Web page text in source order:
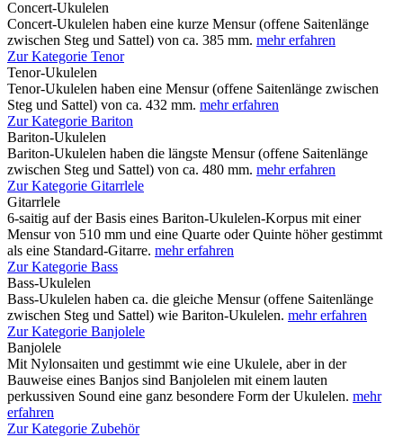
Concert-Ukulelen
Concert-Ukulelen haben eine kurze Mensur (offene Saitenlänge
zwischen Steg und Sattel) von ca. 385 mm. mehr erfahren
Zur Kategorie Tenor
Tenor-Ukulelen
Tenor-Ukulelen haben eine Mensur (offene Saitenlänge zwischen
Steg und Sattel) von ca. 432 mm. mehr erfahren
Zur Kategorie Bariton
Bariton-Ukulelen
Bariton-Ukulelen haben die längste Mensur (offene Saitenlänge
zwischen Steg und Sattel) von ca. 480 mm. mehr erfahren
Zur Kategorie Gitarrlele
Gitarrlele
6-saitig auf der Basis eines Bariton-Ukulelen-Korpus mit einer
Mensur von 510 mm und eine Quarte oder Quinte höher gestimmt
als eine Standard-Gitarre. mehr erfahren
Zur Kategorie Bass
Bass-Ukulelen
Bass-Ukulelen haben ca. die gleiche Mensur (offene Saitenlänge
zwischen Steg und Sattel) wie Bariton-Ukulelen. mehr erfahren
Zur Kategorie Banjolele
Banjolele
Mit Nylonsaiten und gestimmt wie eine Ukulele, aber in der
Bauweise eines Banjos sind Banjolelen mit einem lauten
perkussiven Sound eine ganz besondere Form der Ukulelen. mehr
erfahren
Zur Kategorie Zubehör